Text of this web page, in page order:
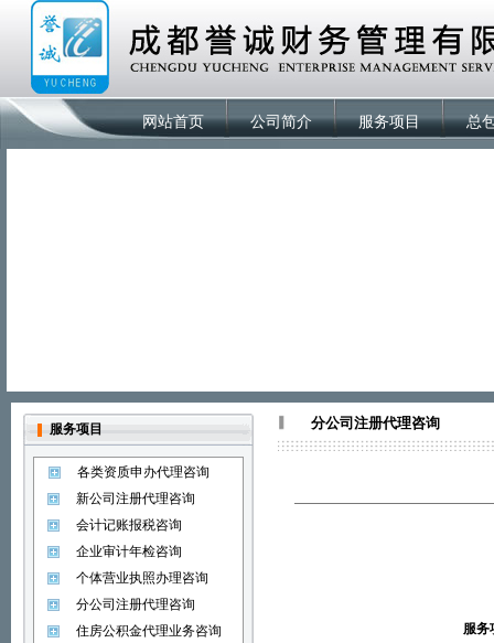
网站首页 公司简介 服务项目 总
服务项目
各类资质申办代理咨询
新公司注册代理咨询
会计记账报税咨询
企业审计年检咨询
个体营业执照办理咨询
分公司注册代理咨询
住房公积金代理业务咨询
分公司注册代理咨询
服务